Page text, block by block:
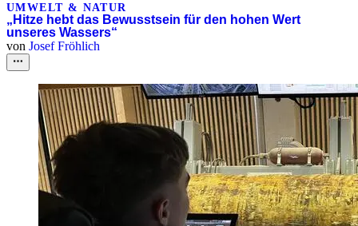
UMWELT & NATUR
„Hitze hebt das Bewusstsein für den hohen Wert
unseres Wassers“
von Josef Fröhlich